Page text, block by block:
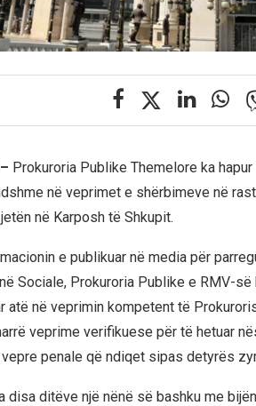
Prokuroria Publike Themelore ka
në veprimet e shërbimeve në
në Karposh të Shkupit.
e publikuar në media për
Sociale, Prokuroria Publike e RMV-
atë në veprimin kompetent të
veprime verifikuese për të hetuar
penale që ndiqet sipas detyrës
disa ditëve një nënë së bashku me